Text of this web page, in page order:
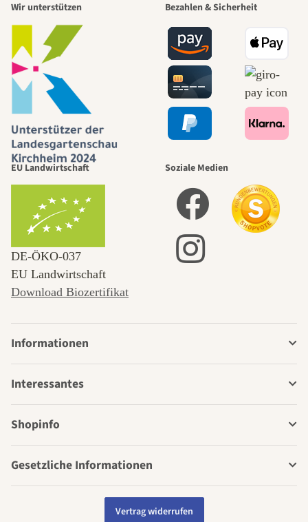
Wir unterstützen Bezahlen & Sicherheit
EU Landwirtschaft
DE‑ÖKO‑037
EU Landwirtschaft
Download Biozertifikat
Soziale Medien
Informationen
Interessantes
Shopinfo
Gesetzliche Informationen
Vertrag widerrufen